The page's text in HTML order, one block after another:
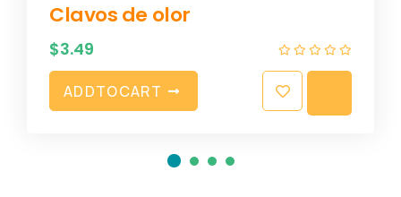
Clavos de olor
$3.49
ADDTOCART